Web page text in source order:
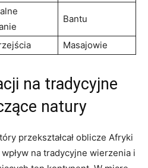
Bantu
Masajowie
na tradycyjne
natury
przekształcał oblicze Afryki
na tradycyjne wierzenia i